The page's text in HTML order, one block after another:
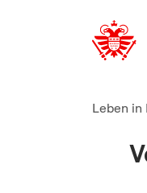
Leben in